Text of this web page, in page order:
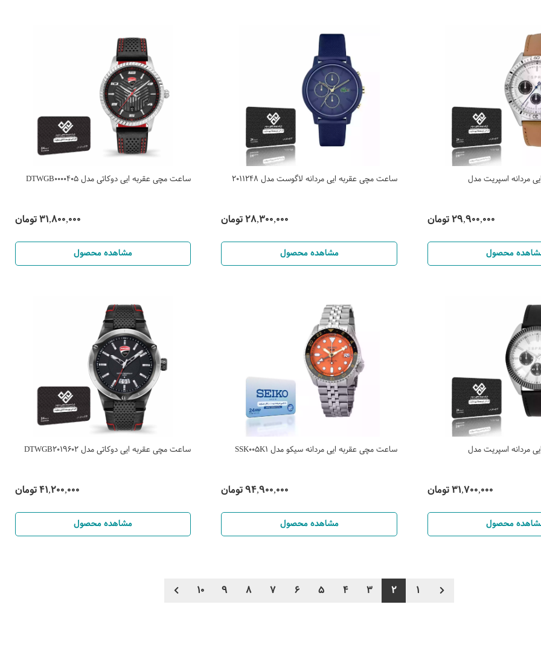
مردانه اسپریت مدل
29,900,000 تومان
محصول
ساعت مچی عقربه ایی مردانه لاگوست مدل 2011248
28,300,000 تومان
مشاهده محصول
ساعت مچی عقربه ایی دوکاتی مدل DTWGB0000405
31,800,000 تومان
مشاهده محصول
مردانه اسپریت مدل
31,700,000 تومان
محصول
ساعت مچی عقربه ایی مردانه سیکو مدل SSK005K1
94,900,000 تومان
مشاهده محصول
ساعت مچی عقربه ایی دوکاتی مدل DTWGB2019602
41,200,000 تومان
مشاهده محصول
1
2
3
4
5
6
7
8
9
10